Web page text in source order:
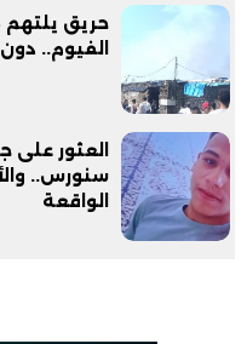
حريق يلتهم
الفيوم..
العثور
سنورس..
الواقعة